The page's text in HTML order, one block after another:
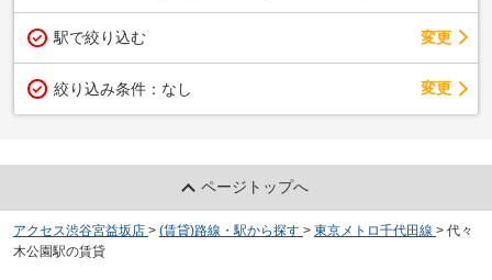
駅で絞り込む 変更
絞り込み条件： なし 変更
ページトップへ
アクセス渋谷宮益坂店 > (賃貸)路線・駅から探す > 東京メトロ千代田線 > 代々
木公園駅の賃貸